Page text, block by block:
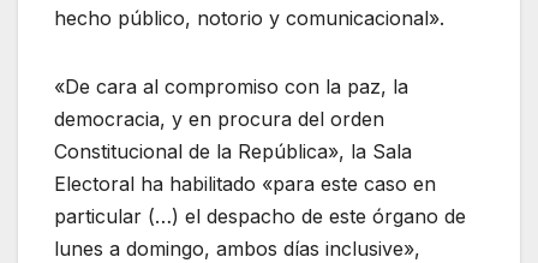
hecho público, notorio y comunicacional».
«De cara al compromiso con la paz, la
democracia, y en procura del orden
Constitucional de la República», la Sala
Electoral ha habilitado «para este caso en
particular (…) el despacho de este órgano de
lunes a domingo, ambos días inclusive»,